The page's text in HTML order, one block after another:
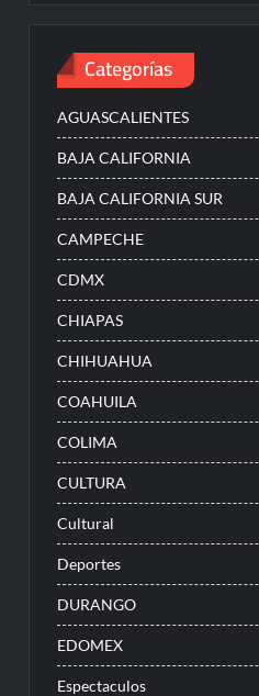
Categorías
AGUASCALIENTES
BAJA CALIFORNIA
BAJA CALIFORNIA SUR
CAMPECHE
CDMX
CHIAPAS
CHIHUAHUA
COAHUILA
COLIMA
CULTURA
Cultural
Deportes
DURANGO
EDOMEX
Espectaculos